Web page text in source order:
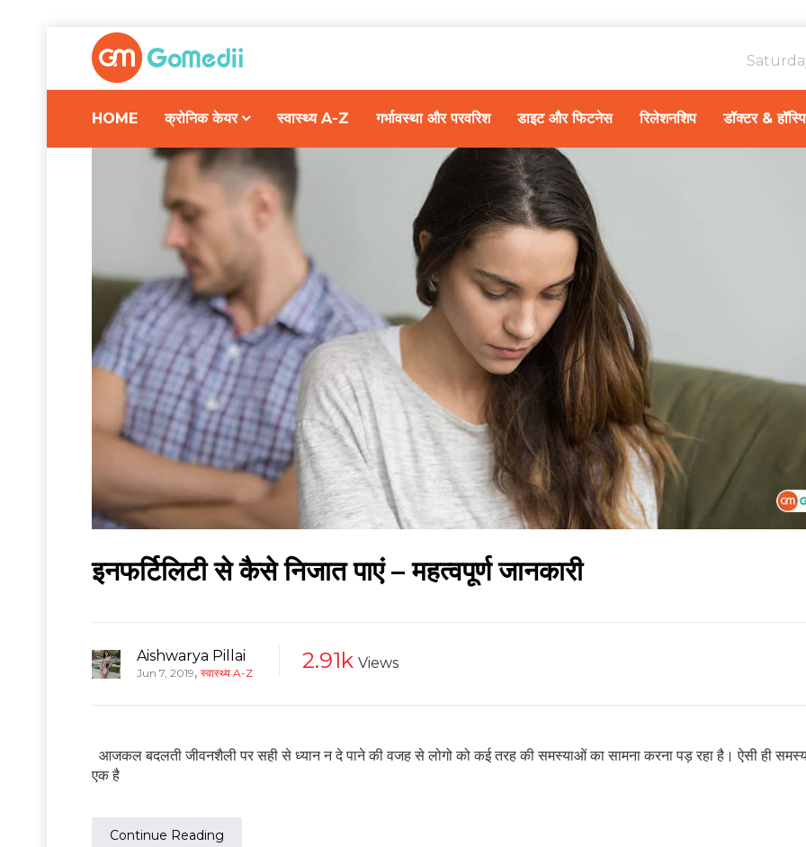
HOME क्रोनिक केयर स्वास्थ्य A-Z गर्भावस्था और परवरिश डाइट और फिटनेस रिलेशनशिप डॉक्टर &
इनफर्टिलिटी से कैसे निजात पाएं – महत्वपूर्ण जानकारी
Aishwarya Pillai
Jun 7, 2019, स्वास्थ्य A-Z 2.91k Views
आजकल बदलती जीवनशैली पर सही से ध्यान न दे पाने की वजह से लोगो को कई तरह की समस्याओं का सामना करना पड़ रहा है। ऐसी ही
एक है
Continue Reading